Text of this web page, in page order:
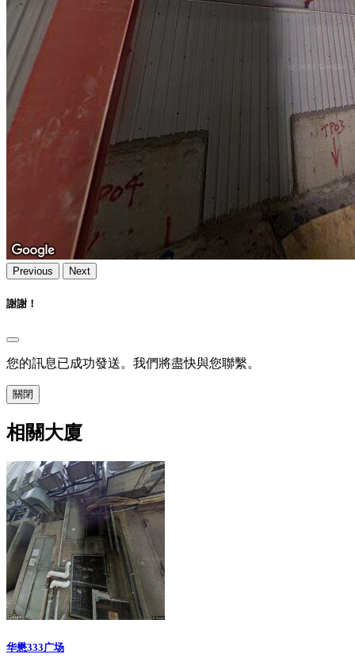
Previous Next
謝謝！
您的訊息已成功發送。我們將盡快與您聯繫。
關閉
相關大廈
华懋333广场